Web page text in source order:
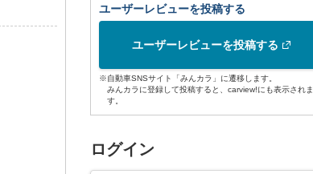
ユーザーレビューを投稿する
ユーザーレビューを投稿する
※自動車SNSサイト「みんカラ」に遷移します。
みんカラに登録して投稿すると、carview!にも表示されま
す。
ログイン